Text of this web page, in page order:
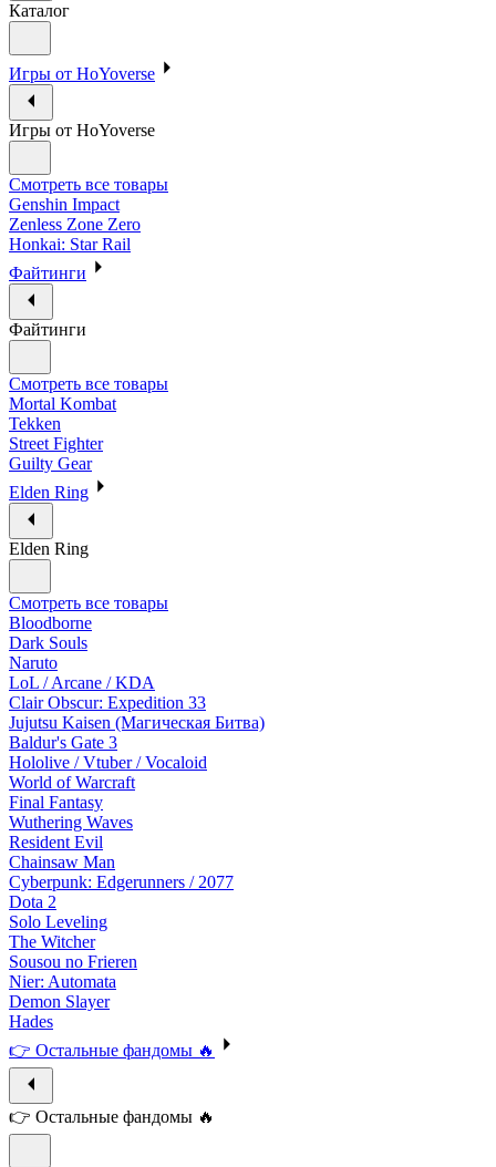
Каталог
Игры от HoYoverse
Игры от HoYoverse
Смотреть все товары
Genshin Impact
Zenless Zone Zero
Honkai: Star Rail
Файтинги
Файтинги
Смотреть все товары
Mortal Kombat
Tekken
Street Fighter
Guilty Gear
Elden Ring
Elden Ring
Смотреть все товары
Bloodborne
Dark Souls
Naruto
LoL / Arcane / KDA
Clair Obscur: Expedition 33
Jujutsu Kaisen (Магическая Битва)
Baldur's Gate 3
Hololive / Vtuber / Vocaloid
World of Warcraft
Final Fantasy
Wuthering Waves
Resident Evil
Chainsaw Man
Cyberpunk: Edgerunners / 2077
Dota 2
Solo Leveling
The Witcher
Sousou no Frieren
Nier: Automata
Demon Slayer
Hades
👉 Остальные фандомы 🔥
👉 Остальные фандомы 🔥